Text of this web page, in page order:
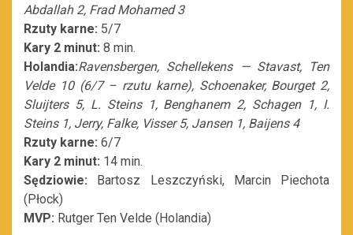
Abdallah 2, Frad Mohamed 3
Rzuty karne: 5/7
Kary 2 minut: 8 min.
Holandia:Ravensbergen, Schellekens — Stavast, Ten
Velde 10 (6/7 – rzutu karne), Schoenaker, Bourget 2,
Sluijters 5, L. Steins 1, Benghanem 2, Schagen 1, I.
Steins 1, Jerry, Falke, Visser 5, Jansen 1, Baijens 4
Rzuty karne: 6/7
Kary 2 minut: 14 min.
Sędziowie: Bartosz Leszczyński, Marcin Piechota
(Płock)
MVP: Rutger Ten Velde (Holandia)